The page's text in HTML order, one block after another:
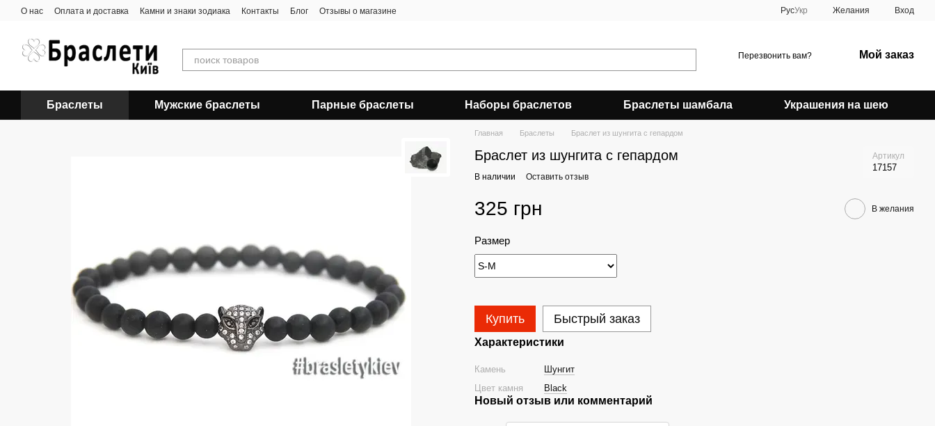
Перейти к основному контенту
О нас Оплата и доставка Камни и знаки зодиака Контакты Блог Отзывы о магазине РусУкр Желания Вход
Перезвонить вам? Мой заказ
Браслеты Мужские браслеты Парные браслеты Наборы браслетов Браслеты шамбала Украшения на шею
Главная Браслеты Браслет из шунгита с гепардом
Браслет из шунгита с гепардом Артикул
17157
В наличии Оставить отзыв
325 грн В желания
Размер
Купить Быстрый заказ
Характеристики
Камень
Шунгит
Цвет камня
Black
Новый отзыв или комментарий